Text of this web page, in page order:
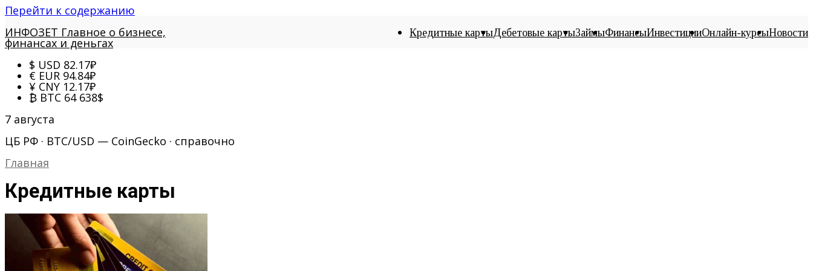
Перейти к содержанию
ИНФОЗЕТ Главное о бизнесе,
финансах и деньгах
Кредитные картыДебетовые картыЗаймыФинансыИнвестицииОнлайн-курсыНовости
$ USD 82.17₽
€ EUR 94.84₽
¥ CNY 12.17₽
₿ BTC 64 638$
7 августа
ЦБ РФ · BTC/USD — CoinGecko · справочно
Главная
Кредитные карты